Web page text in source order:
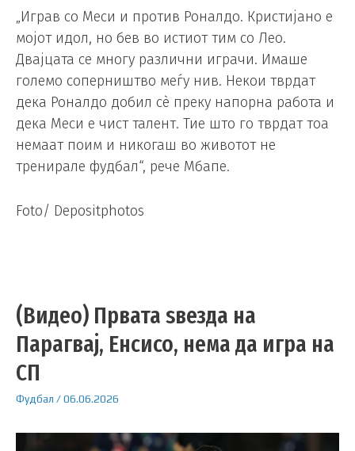
„Играв со Меси и против Роналдо. Кристијано е
мојот идол, но бев во истиот тим со Лео.
Двајцата се многу различни играчи. Имаше
големо соперништво меѓу нив. Некои тврдат
дека Роналдо добил сè преку напорна работа и
дека Меси е чист талент. Тие што го тврдат тоа
немаат поим и никогаш во животот не
тренирале фудбал“, рече Мбапе.
Foto/ Depositphotos
(Видео) Првата ѕвезда на
Парагвај, Енсисо, нема да игра на
СП
Фудбал /06.06.2026